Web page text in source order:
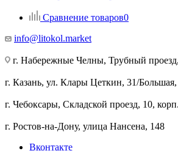
Сравнение товаров0
info@litokol.market
г. Набережные Челны, Трубный
г. Казань, ул. Клары Цеткин, 31/
г. Чебоксары, Складской проезд, 10,
г. Ростов-на-Дону, улица Нансена, 148
Вконтакте